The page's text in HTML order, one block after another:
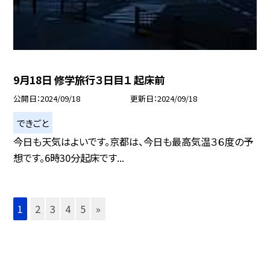
9月18日 修学旅行３日目１ 起床前
公開日 2024/09/18 更新日 2024/09/18
できごと
今日も天気はよいです。京都は、今日も最高気温３６度の予
想です。6時30分起床です...
1 2 3 4 5 »